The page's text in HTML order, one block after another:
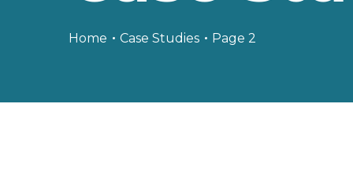
Home Case Studies Page 2